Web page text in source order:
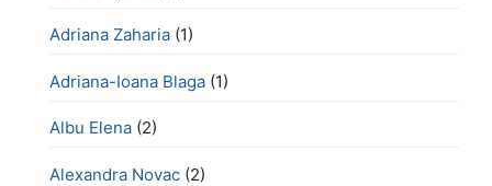
Adriana Zaharia (1)
Adriana-Ioana Blaga (1)
Albu Elena (2)
Alexandra Novac (2)